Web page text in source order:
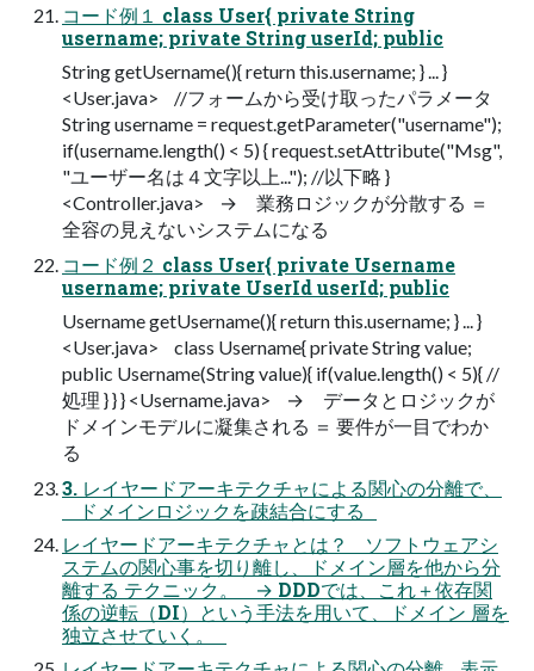
コード例１ class User{ private String
username; private String userId; public
String getUsername(){ return this.username; } ... }
<User.java> //フォームから受け取ったパラメータ
String username = request.getParameter("username");
if(username.length() < 5) { request.setAttribute("Msg",
"ユーザー名は４文字以上..."); //以下略 }
<Controller.java> → 業務ロジックが分散する ＝
全容の見えないシステムになる
コード例２ class User{ private Username
username; private UserId userId; public
Username getUsername(){ return this.username; } ... }
<User.java> class Username{ private String value;
public Username(String value){ if(value.length() < 5){ //
処理 } } } <Username.java> → データとロジックが
ドメインモデルに凝集される ＝ 要件が一目でわか
る
3. レイヤードアーキテクチャによる関心の分離で、
ドメインロジックを疎結合にする
レイヤードアーキテクチャとは？ ソフトウェアシ
ステムの関心事を切り離し、ドメイン層を他から分
離する テクニック。 → DDDでは、これ＋依存関
係の逆転（DI）という手法を用いて、ドメイン 層を
独立させていく。